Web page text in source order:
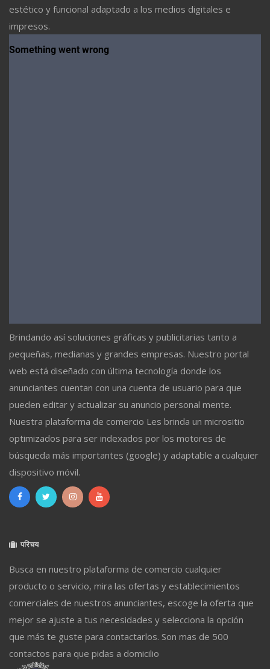
estético y funcional adaptado a los medios digitales e
impresos.
Brindando así soluciones gráficas y publicitarias tanto a
pequeñas, medianas y grandes empresas. Nuestro portal
web está diseñado con última tecnología donde los
anunciantes cuentan con una cuenta de usuario para que
pueden editar y actualizar su anuncio personal mente.
Nuestra plataforma de comercio Les brinda un micrositio
optimizados para ser indexados por los motores de
búsqueda más importantes (google) y adaptable a cualquier
dispositivo móvil.
परिचय
Busca en nuestro plataforma de comercio cualquier
producto o servicio, mira las ofertas y establecimientos
comerciales de nuestros anunciantes, escoge la oferta que
mejor se ajuste a tus necesidades y selecciona la opción
que más te guste para contactarlos. Son mas de 500
contactos para que pidas a domicilio